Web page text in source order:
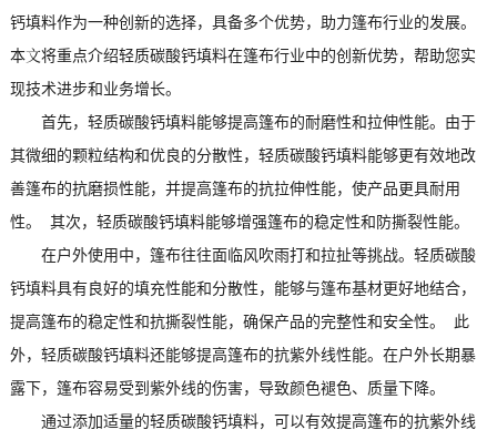
钙填料作为一种创新的选择，具备多个优势，助力篷布行业的发展。
本文将重点介绍轻质碳酸钙填料在篷布行业中的创新优势，帮助您实
现技术进步和业务增长。
首先， 轻质碳酸钙填料能够提高篷布的耐磨性和拉伸性能。由于
其微细的颗粒结构和优良的分散性，轻质碳酸钙填料能够更有效地改
善篷布的抗磨损性能，并提高篷布的抗拉伸性能，使产品更具耐用
性。 其次，轻质碳酸钙填料能够增强篷布的稳定性和防撕裂性能。
在户外使用中，篷布往往面临风吹雨打和拉扯等挑战。轻质碳酸
钙填料具有良好的填充性能和分散性，能够与篷布基材更好地结合，
提高篷布的稳定性和抗撕裂性能，确保产品的完整性和安全性。 此
外，轻质碳酸钙填料还能够提高篷布的抗紫外线性能。在户外长期暴
露下，篷布容易受到紫外线的伤害，导致颜色褪色、质量下降。
通过添加适量的轻质碳酸钙填料，可以有效提高篷布的抗紫外线